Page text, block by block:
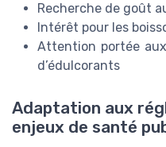
Recherche de goût
Intérêt pour les
Attention portée
d’édulcorants
Adaptation aux
enjeux de santé